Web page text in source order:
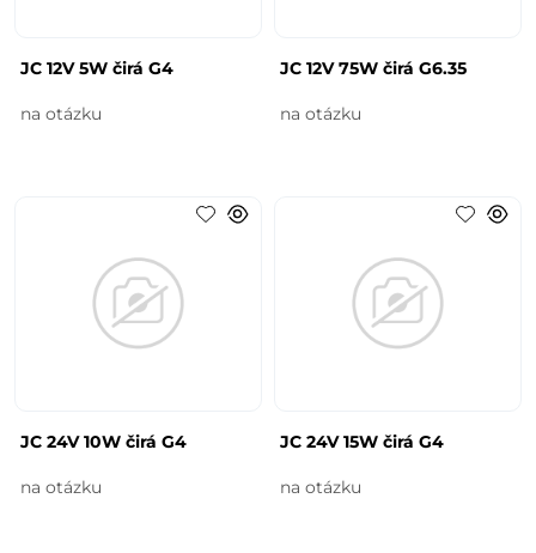
JC 12V 5W čirá G4
na otázku
JC 12V 75W čirá G6.35
na otázku
JC 24V 10W čirá G4
na otázku
JC 24V 15W čirá G4
na otázku